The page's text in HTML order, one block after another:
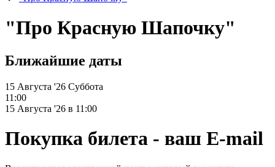
"Про Красную Шапочку"
Ближайшие даты
15 Августа '26 Суббота
11:00
15 Августа '26 в 11:00
Покупка билета - ваш E-mail